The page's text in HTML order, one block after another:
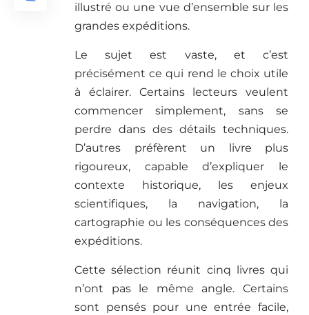
illustré ou une vue d’ensemble sur les
grandes expéditions.
Le sujet est vaste, et c’est
précisément ce qui rend le choix utile
à éclairer. Certains lecteurs veulent
commencer simplement, sans se
perdre dans des détails techniques.
D’autres préfèrent un livre plus
rigoureux, capable d’expliquer le
contexte historique, les enjeux
scientifiques, la navigation, la
cartographie ou les conséquences des
expéditions.
Cette sélection réunit cinq livres qui
n’ont pas le même angle. Certains
sont pensés pour une entrée facile,